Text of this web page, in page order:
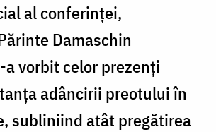
al conferinței,
Damaschin
a vorbit celor prezenți
adâncirii preotului în
subliniind atât pregătirea